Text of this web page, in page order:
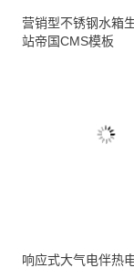
营销型不锈钢水箱
站帝国CMS模板
响应式大气电伴热